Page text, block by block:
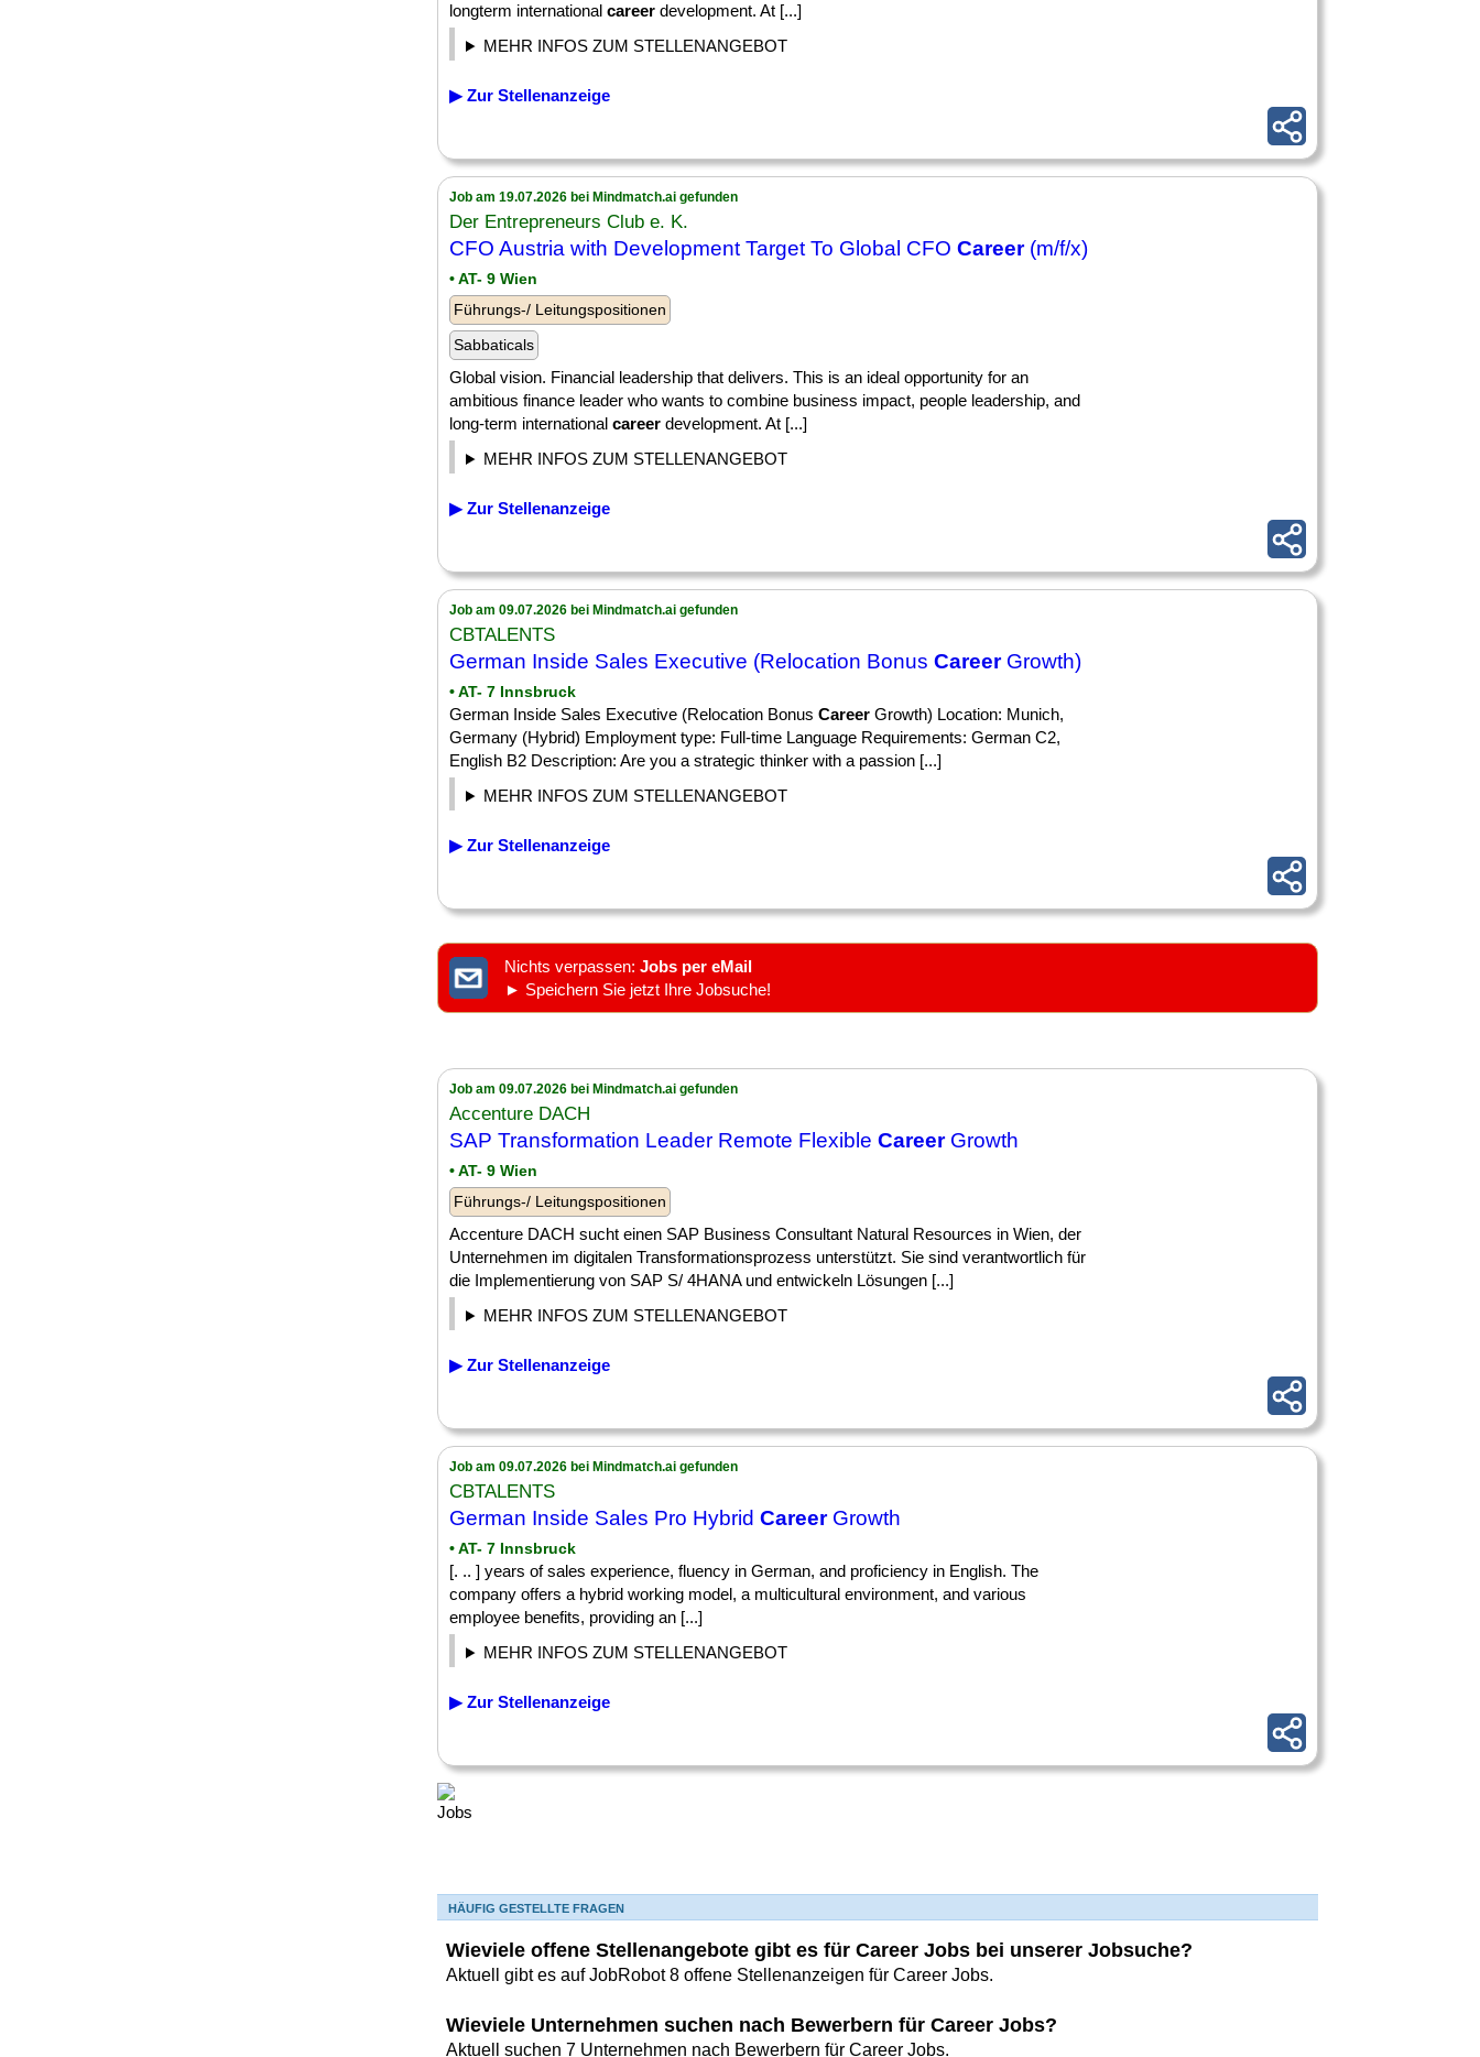
longterm international career development. At [...]
MEHR INFOS ZUM STELLENANGEBOT
▶ Zur Stellenanzeige
Job am 19.07.2026 bei Mindmatch.ai gefunden
Der Entrepreneurs Club e. K.
CFO Austria with Development Target To Global CFO Career(m/f/x)
• AT- 9 Wien
Führungs-/ Leitungspositionen
Sabbaticals
Global vision. Financial leadership that delivers. This is an ideal opportunity for an
ambitious finance leader who wants to combine business impact, people leadership, and
long-term international career development. At [...]
MEHR INFOS ZUM STELLENANGEBOT
▶ Zur Stellenanzeige
Job am 09.07.2026 bei Mindmatch.ai gefunden
CBTALENTS
German Inside Sales Executive (Relocation Bonus CareerGrowth)
• AT- 7 Innsbruck
German Inside Sales Executive (Relocation Bonus Career Growth) Location: Munich,
Germany (Hybrid) Employment type: Full-time Language Requirements: German C2,
English B2 Description: Are you a strategic thinker with a passion [...]
MEHR INFOS ZUM STELLENANGEBOT
▶ Zur Stellenanzeige
Nichts verpassen: Jobs per eMail
► Speichern Sie jetzt Ihre Jobsuche!
Job am 09.07.2026 bei Mindmatch.ai gefunden
Accenture DACH
SAP Transformation Leader Remote Flexible CareerGrowth
• AT- 9 Wien
Führungs-/ Leitungspositionen
Accenture DACH sucht einen SAP Business Consultant Natural Resources in Wien, der
Unternehmen im digitalen Transformationsprozess unterstützt. Sie sind verantwortlich für
die Implementierung von SAP S/ 4HANA und entwickeln Lösungen [...]
MEHR INFOS ZUM STELLENANGEBOT
▶ Zur Stellenanzeige
Job am 09.07.2026 bei Mindmatch.ai gefunden
CBTALENTS
German Inside Sales Pro Hybrid CareerGrowth
• AT- 7 Innsbruck
[. .. ] years of sales experience, fluency in German, and proficiency in English. The
company offers a hybrid working model, a multicultural environment, and various
employee benefits, providing an [...]
MEHR INFOS ZUM STELLENANGEBOT
▶ Zur Stellenanzeige
HÄUFIG GESTELLTE FRAGEN
Wieviele offene Stellenangebote gibt es für Career Jobs bei unserer Jobsuche?
Aktuell gibt es auf JobRobot 8 offene Stellenanzeigen für Career Jobs.
Wieviele Unternehmen suchen nach Bewerbern für Career Jobs?
Aktuell suchen 7 Unternehmen nach Bewerbern für Career Jobs.